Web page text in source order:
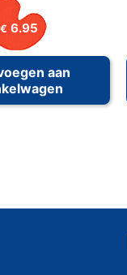
€ 6.95
aan